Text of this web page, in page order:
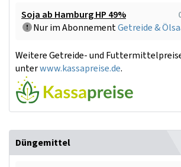
Soja ab Hamburg HP 49%
Nur im AbonnementGetreide &
Weitere Getreide- und
unterwww.kassapreise.de.
Düngemittel